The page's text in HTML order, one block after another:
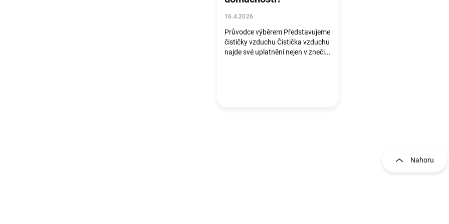
16.4.2026
Průvodce výběrem Představujeme
čističky vzduchu Čistička vzduchu
najde své uplatnění nejen v zneči...
v
l
Nahoru